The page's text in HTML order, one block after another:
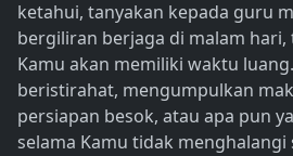
ketahui, tanyakan kepada guru
bergiliran berjaga di malam hari,
Kamu akan memiliki waktu
beristirahat, mengumpulkan
persiapan besok, atau apa pun
selama Kamu tidak menghalangi